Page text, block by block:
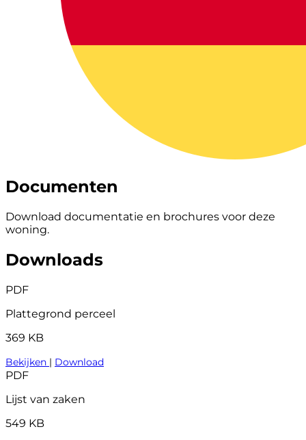
Documenten
Download documentatie en brochures voor deze
woning.
Downloads
PDF
Plattegrond perceel
369 KB
Bekijken | Download
PDF
Lijst van zaken
549 KB